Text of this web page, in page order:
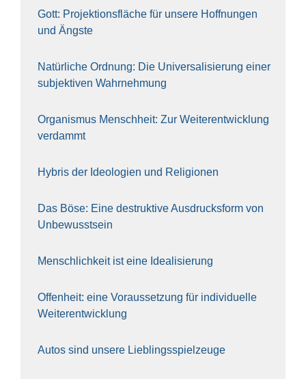
Gott: Pro­jek­ti­ons­flä­che für unse­re Hoff­nun­gen
und Ängs­te
Natür­li­che Ord­nung: Die Uni­ver­sa­li­sie­rung einer
sub­jek­ti­ven Wahr­neh­mung
Orga­nis­mus Mensch­heit: Zur Wei­ter­ent­wick­lung
ver­dammt
Hybris der Ideo­lo­gien und Reli­gio­nen
Das Böse: Eine destruk­ti­ve Aus­drucks­form von
Unbe­wusst­sein
Mensch­lich­keit ist eine Idea­li­sie­rung
Offen­heit: eine Vor­aus­set­zung für indi­vi­du­el­le
Wei­ter­ent­wick­lung
Autos sind unse­re Lieb­lings­spiel­zeu­ge